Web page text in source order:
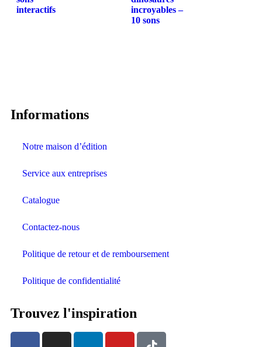
interactifs
incroyables –
10 sons
Informations
Notre maison d’édition
Service aux entreprises
Catalogue
Contactez-nous
Politique de retour et de remboursement
Politique de confidentialité
Trouvez l'inspiration